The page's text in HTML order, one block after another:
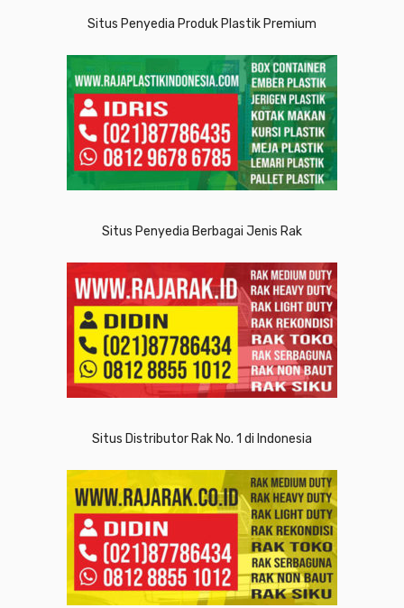
Situs Penyedia Produk Plastik Premium
Situs Penyedia Berbagai Jenis Rak
Situs Distributor Rak No. 1 di Indonesia